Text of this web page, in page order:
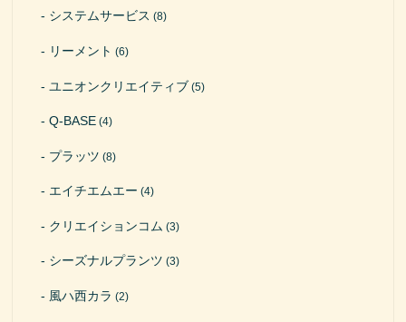
システムサービス (8)
リーメント (6)
ユニオンクリエイティブ (5)
Q-BASE (4)
プラッツ (8)
エイチエムエー (4)
クリエイションコム (3)
シーズナルプランツ (3)
風ハ西カラ (2)